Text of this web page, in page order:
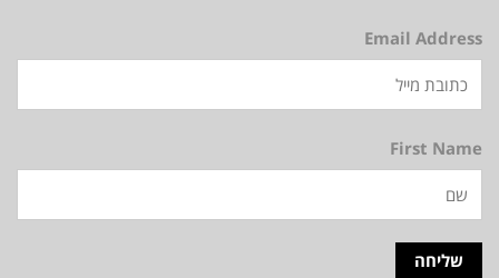
Email Address
First Name